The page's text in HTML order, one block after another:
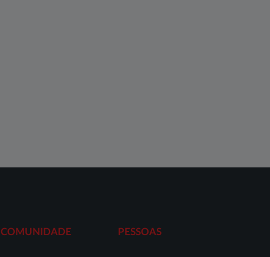
COMUNIDADE PESSOAS